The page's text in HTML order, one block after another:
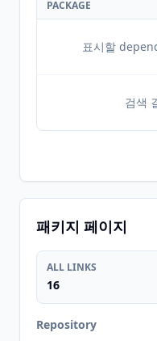
PACKAGE
표시할
검색
패키지 페이지
ALL LINKS
16
Repository